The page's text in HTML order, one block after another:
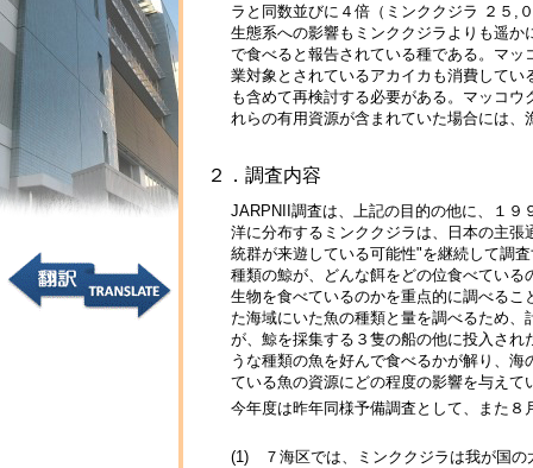
ラと同数並びに４倍（ミンククジラ ２５,
生態系への影響もミンククジラよりも遥
で食べると報告されている種である。マ
業対象とされているアカイカも消費して
も含めて再検討する必要がある。マッコ
れらの有用資源が含まれていた場合には
２．調査内容
JARPNII調査は、上記の目的の他に、１９
洋に分布するミンククジラは、日本の主
統群が来遊している可能性"を継続して調
種類の鯨が、どんな餌をどの位食べてい
生物を食べているのかを重点的に調べる
た海域にいた魚の種類と量を調べるため
が、鯨を採集する３隻の船の他に投入さ
うな種類の魚を好んで食べるかが解り、
ている魚の資源にどの程度の影響を与えて
今年度は昨年同様予備調査として、また
(1) ７海区では、ミンククジラは我が国の